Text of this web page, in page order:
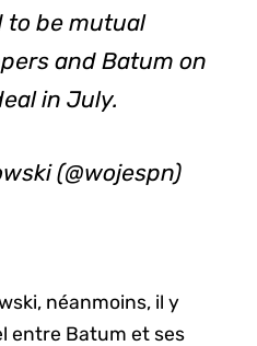
to be mutual
and Batum on
in July.
(@wojespn)
néanmoins, il y
entre Batum et ses